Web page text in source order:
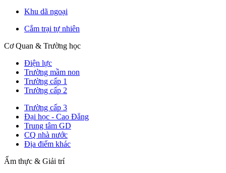
Khu dã ngoại
Cắm trại tự nhiên
Cơ Quan & Trường học
Điện lực
Trường mầm non
Trường cấp 1
Trường cấp 2
Trường cấp 3
Đại học - Cao Đẳng
Trung tâm GD
CQ nhà nước
Địa điểm khác
Ẩm thực & Giải trí